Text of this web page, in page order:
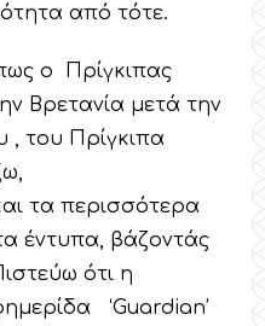
από τότε.
ο Πρίγκιπας
Βρετανία μετά την
, του Πρίγκιπα
τα περισσότερα
έντυπα, βάζοντάς
ότι η
‘Guardian’